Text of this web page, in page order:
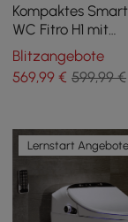
Kompaktes
WC Fitro H1 mit
automatischer
Blitzangebote
569,99 € 599,99 €
Lernstart Angebote